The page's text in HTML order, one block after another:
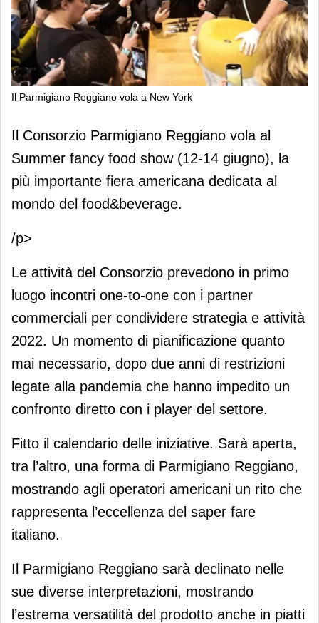
Il Parmigiano Reggiano vola a New York
Il Parmigiano Reggiano vola a New
York
Il Consorzio Parmigiano Reggiano vola al
Summer fancy food show (12-14 giugno), la
più importante fiera americana dedicata al
mondo del food&beverage.
/p>
Le attività del Consorzio prevedono in primo
luogo incontri one-to-one con i partner
commerciali per condividere strategia e attività
2022. Un momento di pianificazione quanto
mai necessario, dopo due anni di restrizioni
legate alla pandemia che hanno impedito un
confronto diretto con i player del settore.
Fitto il calendario delle iniziative. Sarà aperta,
tra l’altro, una forma di Parmigiano Reggiano,
mostrando agli operatori americani un rito che
rappresenta l’eccellenza del saper fare
italiano.
Il Parmigiano Reggiano sarà declinato nelle
sue diverse interpretazioni, mostrando
l’estrema versatilità del prodotto anche in piatti